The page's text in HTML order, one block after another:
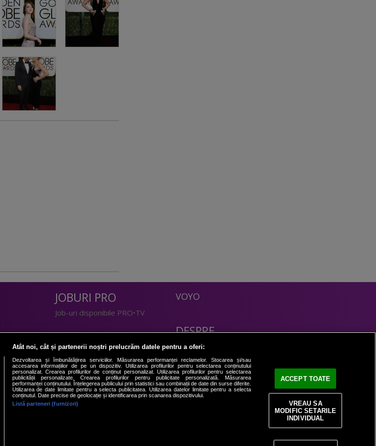
JOBURI PRO
Job-uri disponibile PRO•TV
LIFESTYLE
Doctor de Bine
Acasă
Acasă Gold
Perfecte
DeBarbati
VOYO
DESPRE
Politica Confidentialitate
Contact
Atât noi, cât și partenerii noștri prelucrăm datele pentru a oferi:
Dezvoltarea și îmbunătățirea serviciilor. Măsurarea performanței reclamelor. Stocarea și/sau
accesarea informațiilor de pe un dispozitiv. Utilizarea profilurilor pentru selectarea conținutului
personalizat. Crearea profilurilor de conținut personalizat. Utilizarea profilurilor pentru selectarea
publicității personalizate. Crearea profilurilor pentru publicitate personalizată. Măsurarea
performanței conținutului. Înțelegerea publicului prin statistici sau combinații de date din surse diferite.
Utilizarea de date limitate pentru a selecta publicitatea. Utilizarea datelor limitate pentru a selecta
conținutul. Date precise de geolocație și identificarea prin scanarea dispozitivului.
Listă parteneri (furnizori)
ACCEPT TOATE
VREAU SA
MODIFIC SETARILE
INDIVIDUAL